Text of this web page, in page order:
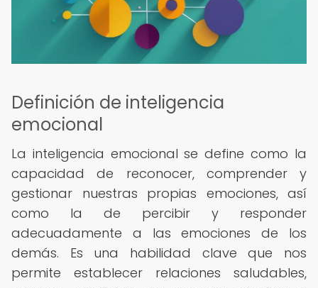
Definición de inteligencia
emocional
La inteligencia emocional se define como la
capacidad de reconocer, comprender y
gestionar nuestras propias emociones, así
como la de percibir y responder
adecuadamente a las emociones de los
demás. Es una habilidad clave que nos
permite establecer relaciones saludables,